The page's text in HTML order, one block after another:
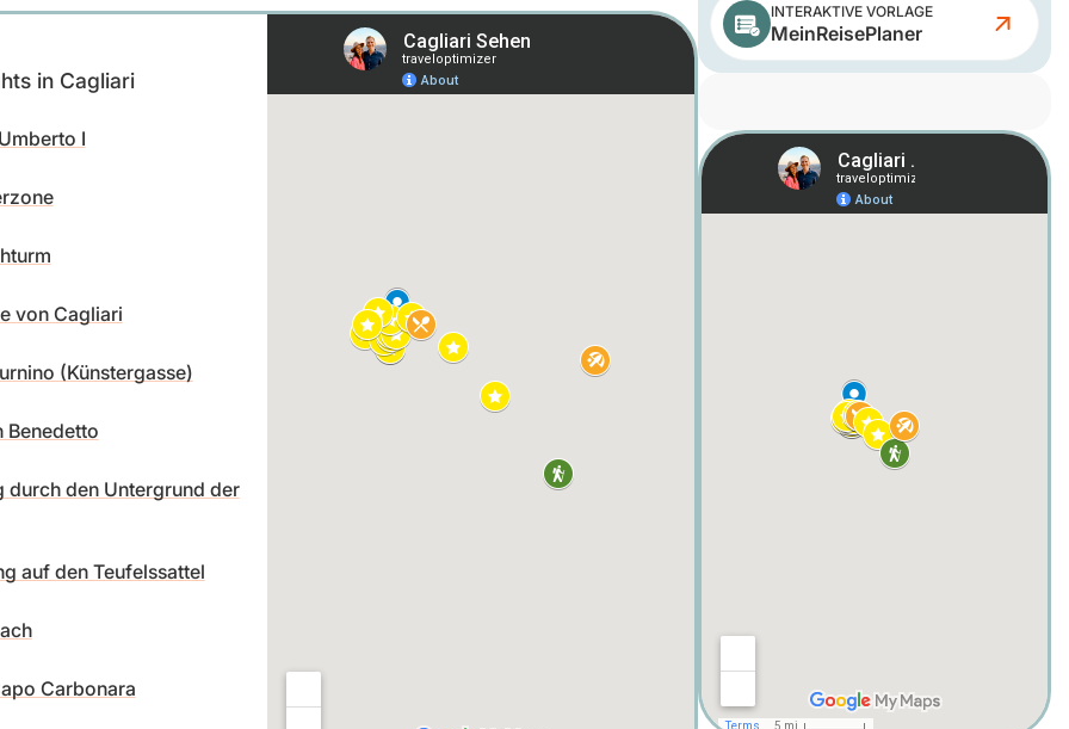
in Cagliari
I
von Cagliari
(Künstergasse)
Benedetto
durch den Untergrund der
auf den Teufelssattel
Carbonara
INTERAKTIVE VORLAGE
MeinReisePlaner